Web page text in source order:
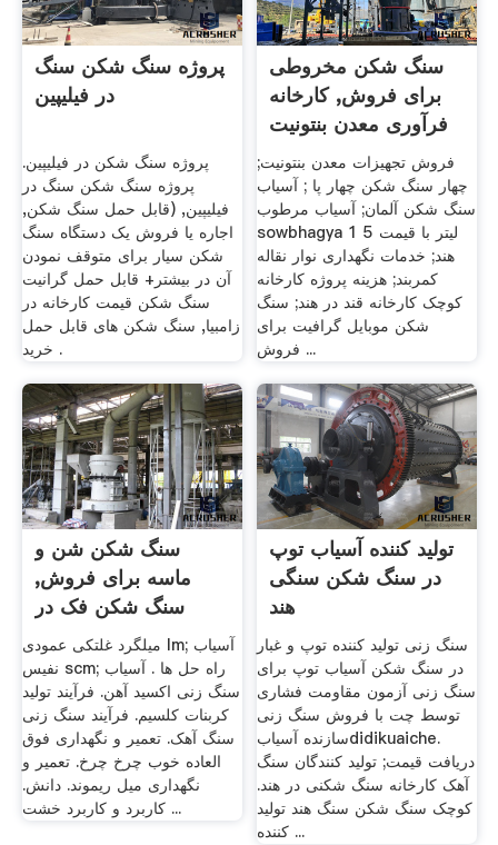
پروژه سنگ شکن سنگ
در فیلیپین
پروژه سنگ شکن در فیلیپین.
پروژه سنگ شکن سنگ در
فیلیپین, (قابل حمل سنگ شکن,
اجاره یا فروش یک دستگاه سنگ
شکن سیار برای متوقف نمودن
آن در بیشتر+ قابل حمل گرانیت
سنگ شکن قیمت کارخانه در
زامبیا, سنگ شکن های قابل حمل
خرید .
سنگ شکن مخروطی
برای فروش, کارخانه
فرآوری معدن بنتونیت
فروش تجهیزات معدن بنتونیت;
چهار سنگ شکن چهار پا ; آسیاب
سنگ شکن آلمان; آسیاب مرطوب
sowbhagya 1 5 لیتر با قیمت
هند; خدمات نگهداری نوار نقاله
کمربند; هزینه پروژه کارخانه
کوچک کارخانه قند در هند; سنگ
شکن موبایل گرافیت برای
فروش ...
سنگ شکن شن و
ماسه برای فروش,
سنگ شکن فک در
نیجریه
میلگرد غلتکی عمودی lm; آسیاب
نفیس scm; راه حل ها . آسیاب
سنگ زنی اکسید آهن. فرآیند تولید
کربنات کلسیم. فرآیند سنگ زنی
سنگ آهک. تعمیر و نگهداری فوق
العاده خوب چرخ چرخ. تعمیر و
نگهداری میل ریموند. دانش.
کاربرد و کاربرد خشت ...
تولید کننده آسیاب توپ
در سنگ شکن سنگی
هند
سنگ زنی تولید کننده توپ و غبار
در سنگ شکن آسیاب توپ برای
سنگ زنی آزمون مقاومت فشاری
توسط چت با فروش سنگ زنی
سازنده آسیابdidikuaiche.
دریافت قیمت; تولید کنندگان سنگ
آهک کارخانه سنگ شکنی در هند.
کوچک سنگ شکن سنگ هند تولید
کننده ...